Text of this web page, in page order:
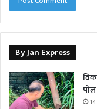
By Jan Express
पोल